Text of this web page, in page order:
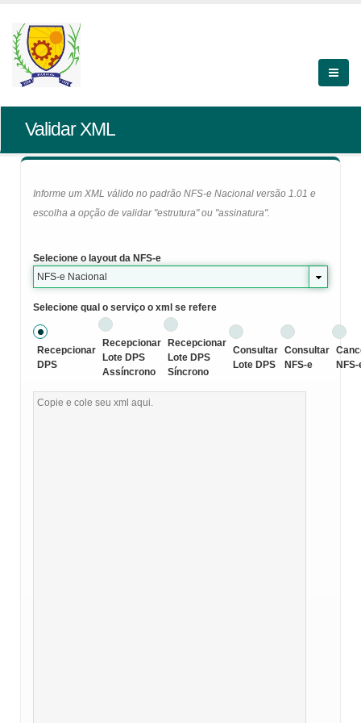
Validar XML
Informe um XML válido no padrão NFS-e Nacional versão 1.01 e
escolha a opção de validar "estrutura" ou "assinatura".
Selecione o layout da NFS-e
NFS-e Nacional
Selecione qual o serviço o xml se refere
Recepcionar
DPS
Recepcionar
Lote DPS
Assíncrono
Recepcionar
Lote DPS
Síncrono
Consultar
Lote DPS
Consultar
NFS-e
NFS-